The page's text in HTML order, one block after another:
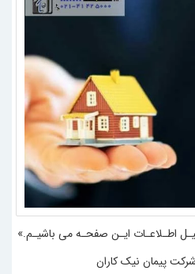
اطـلاعـات ایـن صفحـه می باشیـم.»
پیمان نیک کاران